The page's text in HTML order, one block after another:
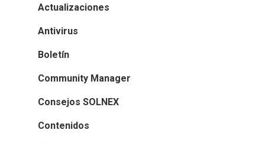
Actualizaciones
Antivirus
Boletín
Community Manager
Consejos SOLNEX
Contenidos